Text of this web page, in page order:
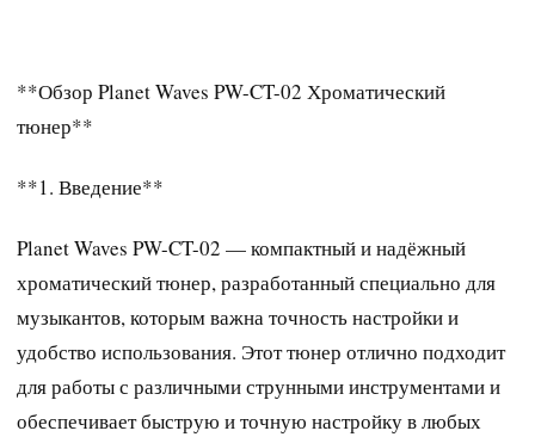
**Обзор Planet Waves PW-CT-02 Хроматический
тюнер**
**1. Введение**
Planet Waves PW-CT-02 — компактный и надёжный
хроматический тюнер, разработанный специально для
музыкантов, которым важна точность настройки и
удобство использования. Этот тюнер отлично подходит
для работы с различными струнными инструментами и
обеспечивает быструю и точную настройку в любых